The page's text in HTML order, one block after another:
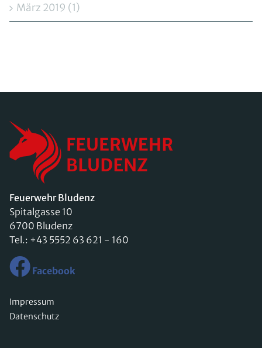
März 2019 (1)
Feuerwehr Bludenz
Spitalgasse 10
6700 Bludenz
Tel.: +43 5552 63 621 - 160
Facebook
Impressum
Datenschutz